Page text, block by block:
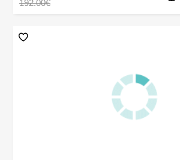
192.00€